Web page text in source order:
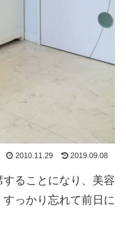
2010.11.29 2019.09.08
ることになり、美容
っかり忘れて前日に